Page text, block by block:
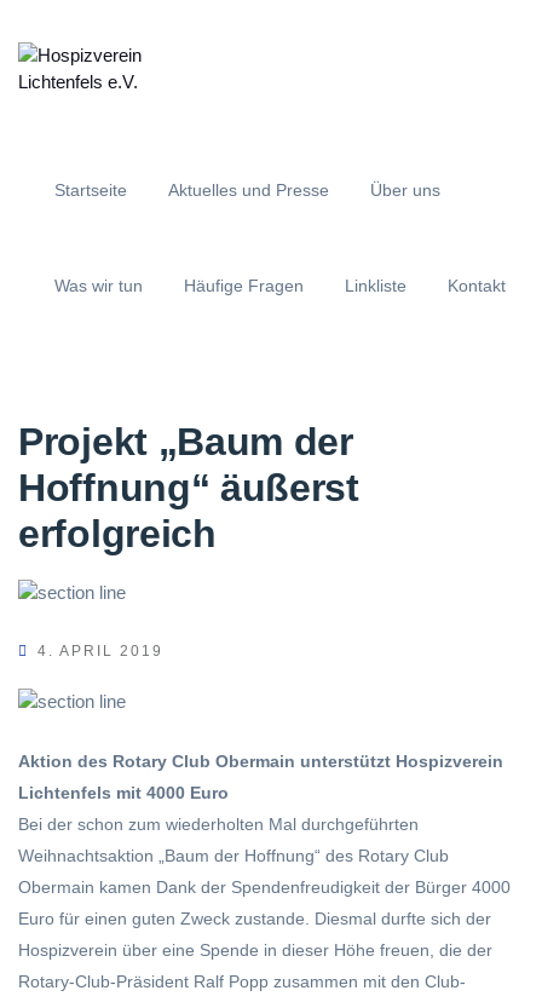
Startseite Aktuelles und Presse Über uns
Was wir tun Häufige Fragen Linkliste Kontakt
Projekt „Baum der
Hoffnung“ äußerst
erfolgreich
4. APRIL 2019
Aktion des Rotary Club Obermain unterstützt Hospizverein
Lichtenfels mit 4000 Euro
Bei der schon zum wiederholten Mal durchgeführten
Weihnachtsaktion „Baum der Hoffnung“ des Rotary Club
Obermain kamen Dank der Spendenfreudigkeit der Bürger 4000
Euro für einen guten Zweck zustande. Diesmal durfte sich der
Hospizverein über eine Spende in dieser Höhe freuen, die der
Rotary-Club-Präsident Ralf Popp zusammen mit den Club-